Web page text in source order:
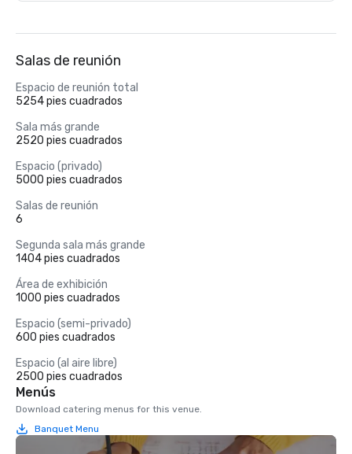
Salas de reunión
Espacio de reunión total
5254 pies cuadrados
Sala más grande
2520 pies cuadrados
Espacio (privado)
5000 pies cuadrados
Salas de reunión
6
Segunda sala más grande
1404 pies cuadrados
Área de exhibición
1000 pies cuadrados
Espacio (semi-privado)
600 pies cuadrados
Espacio (al aire libre)
2500 pies cuadrados
Menús
Download catering menus for this venue.
Banquet Menu